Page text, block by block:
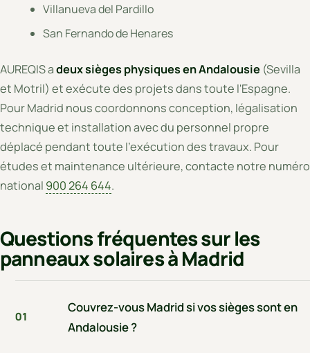
Villanueva del Pardillo
San Fernando de Henares
AUREQIS adeux sièges physiques en Andalousie (Sevilla
et Motril) et exécute des projets dans toute l'Espagne.
Pour Madrid nous coordonnons conception, légalisation
technique et installation avec du personnel propre
déplacé pendant toute l'exécution des travaux. Pour
études et maintenance ultérieure, contacte notre numéro
national 900 264 644.
Questions fréquentes sur les
panneaux solaires à Madrid
01
Couvrez-vous Madrid si vos sièges sont en
Andalousie ?